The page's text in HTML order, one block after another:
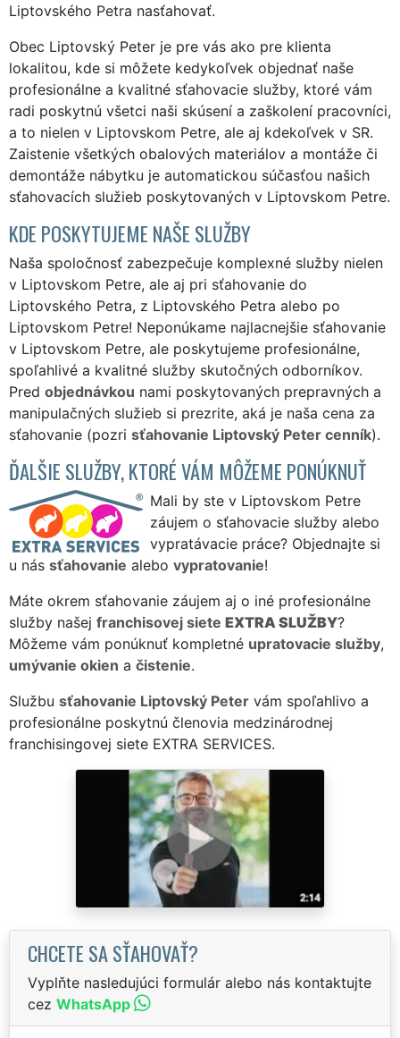
Liptovského Petra nasťahovať.
Obec Liptovský Peter je pre vás ako pre klienta
lokalitou, kde si môžete kedykoľvek objednať naše
profesionálne a kvalitné sťahovacie služby, ktoré vám
radi poskytnú všetci naši skúsení a zaškolení pracovníci,
a to nielen v Liptovskom Petre, ale aj kdekoľvek v SR.
Zaistenie všetkých obalových materiálov a montáže či
demontáže nábytku je automatickou súčasťou našich
sťahovacích služieb poskytovaných v Liptovskom Petre.
KDE POSKYTUJEME NAŠE SLUŽBY
Naša spoločnosť zabezpečuje komplexné služby nielen
v Liptovskom Petre, ale aj pri sťahovanie do
Liptovského Petra, z Liptovského Petra alebo po
Liptovskom Petre! Neponúkame najlacnejšie sťahovanie
v Liptovskom Petre, ale poskytujeme profesionálne,
spoľahlivé a kvalitné služby skutočných odborníkov.
Pred objednávkou nami poskytovaných prepravných a
manipulačných služieb si prezrite, aká je naša cena za
sťahovanie (pozri sťahovanie Liptovský Peter cenník).
ĎALŠIE SLUŽBY, KTORÉ VÁM MÔŽEME PONÚKNUŤ
Mali by ste v Liptovskom Petre
záujem o sťahovacie služby alebo
vypratávacie práce? Objednajte si
u nás sťahovanie alebo vypratovanie!
Máte okrem sťahovanie záujem aj o iné profesionálne
služby našej franchisovej siete EXTRA SLUŽBY?
Môžeme vám ponúknuť kompletné upratovacie služby,
umývanie okien a čistenie.
Službu sťahovanie Liptovský Peter vám spoľahlivo a
profesionálne poskytnú členovia medzinárodnej
franchisingovej siete EXTRA SERVICES.
CHCETE SA SŤAHOVAŤ?
Vyplňte nasledujúci formulár alebo nás kontaktujte
cez WhatsApp